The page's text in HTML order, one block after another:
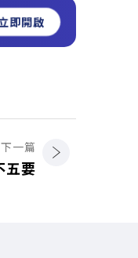
即開啟
下一篇
五要